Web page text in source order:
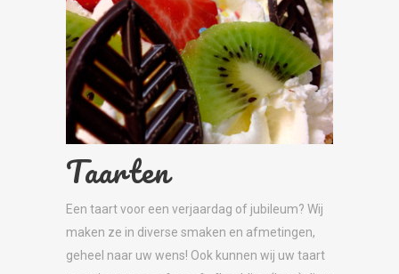
Taarten
Een taart voor een verjaardag of jubileum? Wij
maken ze in diverse smaken en afmetingen,
geheel naar uw wens! Ook kunnen wij uw taart